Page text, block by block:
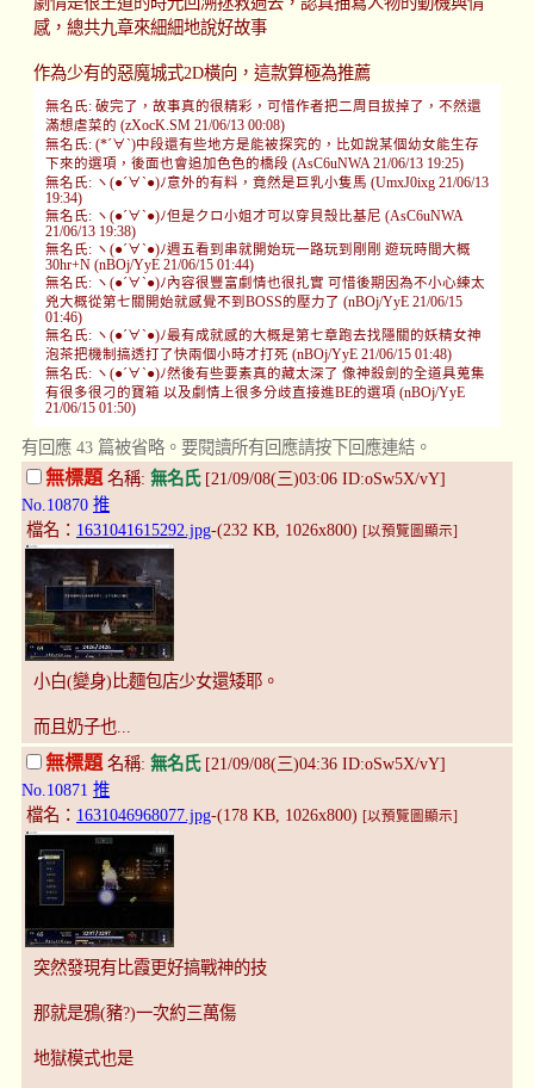
感，總共九章來細細地說好故事
作為少有的惡魔城式2D橫向，這款算極為推薦
無名氏: 破完了，故事真的很精彩，可惜作者把二周目拔掉了，不然還
滿想虐菜的 (zXocK.SM 21/06/13 00:08)
無名氏: (*´∀`)中段還有些地方是能被探究的，比如說某個幼女能生存
下來的選項，後面也會追加色色的橋段 (AsC6uNWA 21/06/13 19:25)
無名氏: ヽ(●´∀`●)ﾉ意外的有料，竟然是巨乳小隻馬 (UmxJ0ixg 21/06/13
19:34)
無名氏: ヽ(●´∀`●)ﾉ但是クロ小姐才可以穿貝殼比基尼 (AsC6uNWA
21/06/13 19:38)
無名氏: ヽ(●´∀`●)ﾉ週五看到串就開始玩一路玩到剛剛 遊玩時間大概
30hr+N (nBOj/YyE 21/06/15 01:44)
無名氏: ヽ(●´∀`●)ﾉ內容很豐富劇情也很扎實 可惜後期因為不小心練太
兇大概從第七關開始就感覺不到BOSS的壓力了 (nBOj/YyE 21/06/15
01:46)
無名氏: ヽ(●´∀`●)ﾉ最有成就感的大概是第七章跑去找隱關的妖精女神
泡茶把機制搞透打了快兩個小時才打死 (nBOj/YyE 21/06/15 01:48)
無名氏: ヽ(●´∀`●)ﾉ然後有些要素真的藏太深了 像神殺劍的全道具蒐集
有很多很刁的寶箱 以及劇情上很多分歧直接進BE的選項 (nBOj/YyE
21/06/15 01:50)
有回應 43 篇被省略。要閱讀所有回應請按下回應連結。
無標題 名稱: 無名氏[21/09/08(三)03:06 ID:oSw5X/vY]
No.10870 推
檔名： 1631041615292.jpg-(232 KB, 1026x800) [以預覽圖顯示]
小白(變身)比麵包店少女還矮耶。
而且奶子也...
無標題名稱: 無名氏[21/09/08(三)04:36 ID:oSw5X/vY]
No.10871 推
檔名： 1631046968077.jpg-(178 KB, 1026x800) [以預覽圖顯示]
突然發現有比霞更好搞戰神的技
那就是鴉(豬?)一次約三萬傷
地獄模式也是